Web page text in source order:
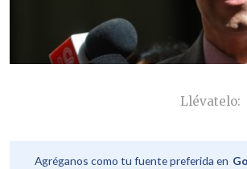
Llévatelo:
Agréganos como tu fuente preferida en